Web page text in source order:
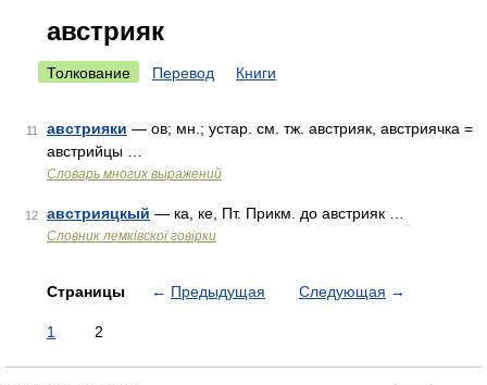
австрияк
Толкование Перевод Книги
11 австрияки — ов; мн.; устар. см. тж. австрияк, австриячка =
австрийцы …
Словарь многих выражений
12 австрияцкый — ка, ке, Пт. Прикм. до австрияк …
Словник лемківскої говірки
Страницы ← Предыдущая Следующая →
1 2